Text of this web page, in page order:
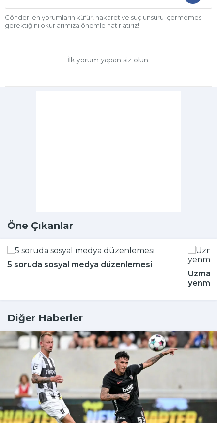
Gönderilen yorumların küfür, hakaret ve suç unsuru içermemesi
gerektiğini okurlarımıza önemle hatırlatırız!
İlk yorum yapan siz olun.
Öne Çıkanlar
5 soruda sosyal medya düzenlemesi
Diğer Haberler